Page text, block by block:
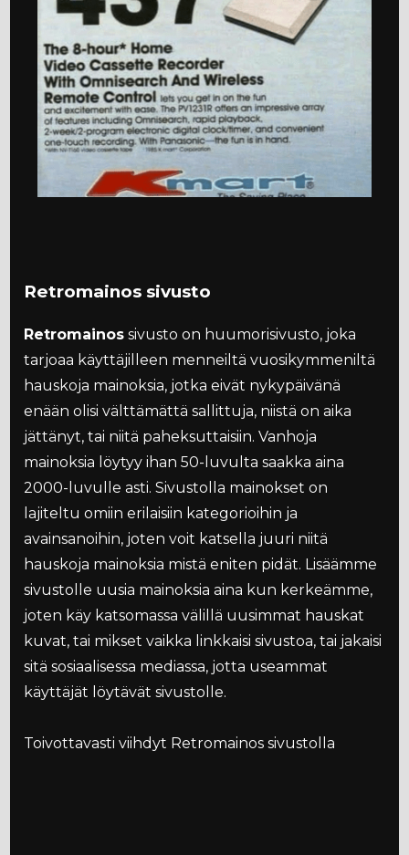
Retromainos sivusto
Retromainos sivusto on huumorisivusto, joka
tarjoaa käyttäjilleen menneiltä vuosikymmeniltä
hauskoja mainoksia, jotka eivät nykypäivänä
enään olisi välttämättä sallittuja, niistä on aika
jättänyt, tai niitä paheksuttaisiin. Vanhoja
mainoksia löytyy ihan 50-luvulta saakka aina
2000-luvulle asti. Sivustolla mainokset on
lajiteltu omiin erilaisiin kategorioihin ja
avainsanoihin, joten voit katsella juuri niitä
hauskoja mainoksia mistä eniten pidät. Lisäämme
sivustolle uusia mainoksia aina kun kerkeämme,
joten käy katsomassa välillä uusimmat hauskat
kuvat, tai mikset vaikka linkkaisi sivustoa, tai jakaisi
sitä sosiaalisessa mediassa, jotta useammat
käyttäjät löytävät sivustolle.
Toivottavasti viihdyt Retromainos sivustolla